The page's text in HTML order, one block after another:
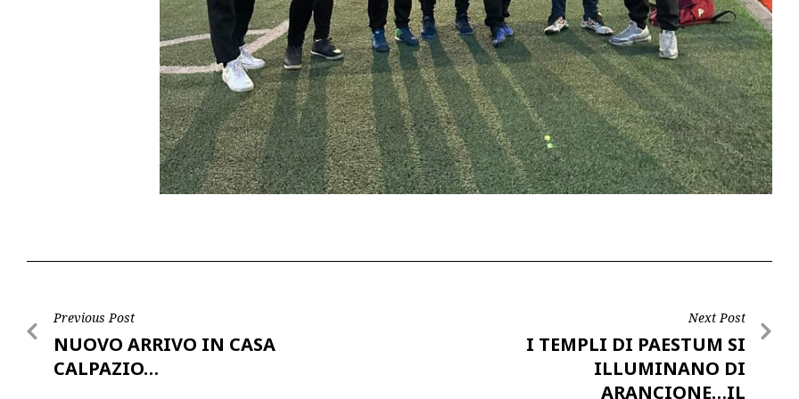
Post
navigation
Previous Post
NUOVO ARRIVO IN CASA
CALPAZIO…
Next Post
I TEMPLI DI PAESTUM SI
ILLUMINANO DI
ARANCIONE…IL